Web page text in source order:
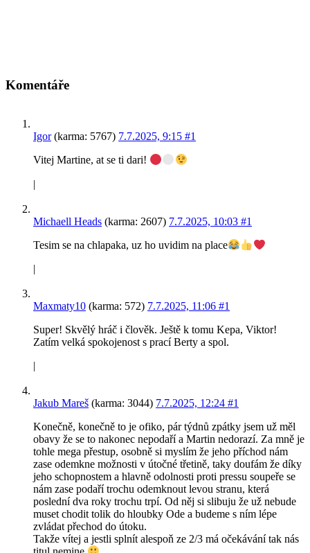
Komentáře
Igor(karma: 5767) 7.7.2025, 9:15 #1
Vitej Martine, at se ti dari!
|
Michaell Heads (karma: 2607) 7.7.2025, 10:03 #1
Tesim se na chlapaka, uz ho uvidim na place
|
Maxmaty10 (karma: 572) 7.7.2025, 11:06 #1
Super! Skvělý hráč i člověk. Ještě k tomu Kepa, Viktor!
Zatím velká spokojenost s prací Berty a spol.
|
Jakub Mareš (karma: 3044) 7.7.2025, 12:24 #1
Konečně, konečně to je ofiko, pár týdnů zpátky jsem už měl
obavy že se to nakonec nepodaří a Martin nedorazí. Za mně je
tohle mega přestup, osobně si myslím že jeho příchod nám
zase odemkne možnosti v útočné třetině, taky doufám že díky
jeho schopnostem a hlavně odolnosti proti pressu soupeře se
nám zase podaří trochu odemknout levou stranu, která
poslední dva roky trochu trpí. Od něj si slibuju že už nebude
muset chodit tolik do hloubky Ode a budeme s ním lépe
zvládat přechod do útoku.
Takže vítej a jestli splnít alespoň ze 2/3 má očekávání tak nás